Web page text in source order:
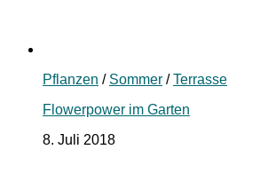
Pflanzen / Sommer /Terrasse
Flowerpower im Garten
8. Juli 2018